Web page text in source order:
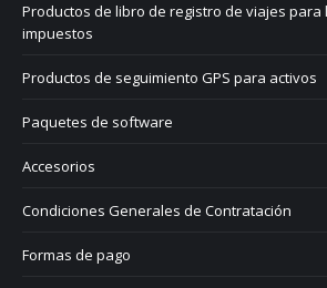
Productos de libro de registro de viajes para
impuestos
Productos de seguimiento GPS para activos
Paquetes de software
Accesorios
Condiciones Generales de Contratación
Formas de pago